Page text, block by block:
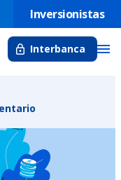
Inversionistas
Interbanca